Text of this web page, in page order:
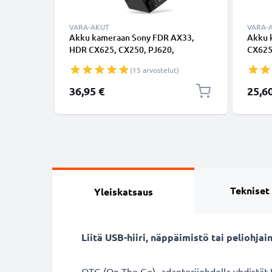
VARA-AKUT
Akku kameraan Sony FDR AX33,
HDR CX625, CX250, PJ620,
NPFV50 - NP-FV70 (2050mAh, 7.2V)
tuotemerkiltä CELLONIC
(15 arvostelut)
36,95 €
VARA-
Akku
Yleiskatsaus
Liitä USB-hiiri, näppäimistö tai